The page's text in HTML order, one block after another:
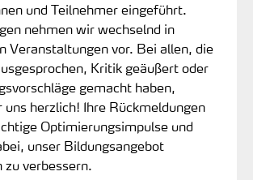
und Teilnehmer eingeführt.
nehmen wir wechselnd in
Veranstaltungen vor. Bei allen, die
Kritik geäußert oder
gemacht haben,
uns herzlich! Ihre Rückmeldungen
Optimierungsimpulse und
unser Bildungsangebot
zu verbessern.